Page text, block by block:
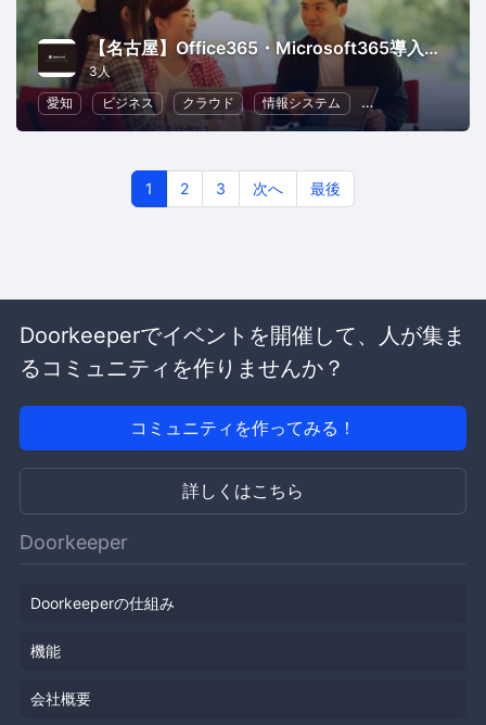
【名古屋】Office365・Microsoft365導入セミナー（中部）
3人
愛知
ビジネス クラウド 情報システム コミュニケーション
1 2 3 次へ 最後
Doorkeeperでイベントを開催して、人が集ま
るコミュニティを作りませんか？
コミュニティを作ってみる！
詳しくはこちら
Doorkeeper
Doorkeeperの仕組み
機能
会社概要